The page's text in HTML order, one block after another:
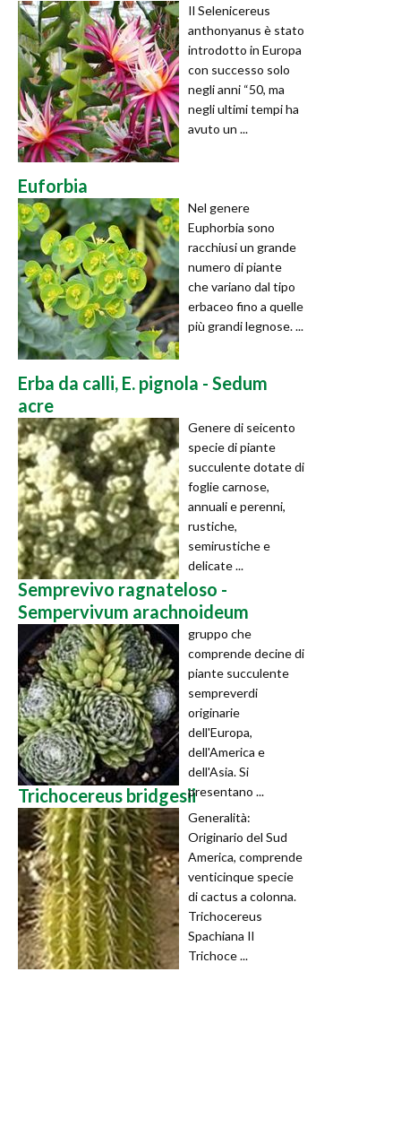
Il Selenicereus
anthonyanus è stato
introdotto in Europa
con successo solo
negli anni “50, ma
negli ultimi tempi ha
avuto un ...
Euforbia
Nel genere
Euphorbia sono
racchiusi un grande
numero di piante
che variano dal tipo
erbaceo fino a quelle
più grandi legnose. ...
Erba da calli, E. pignola - Sedum
acre
Genere di seicento
specie di piante
succulente dotate di
foglie carnose,
annuali e perenni,
rustiche,
semirustiche e
delicate ...
Semprevivo ragnateloso -
Sempervivum arachnoideum
gruppo che
comprende decine di
piante succulente
sempreverdi
originarie
dell'Europa,
dell'America e
dell'Asia. Si
presentano ...
Trichocereus bridgesii
Generalità:
Originario del Sud
America, comprende
venticinque specie
di cactus a colonna.
Trichocereus
Spachiana Il
Trichoce ...